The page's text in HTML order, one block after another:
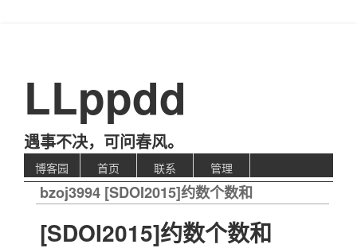
LLppdd
遇事不决，可问春风。
博客园 首页 联系 管理
bzoj3994 [SDOI2015]约数个数和
[SDOI2015]约数个数和